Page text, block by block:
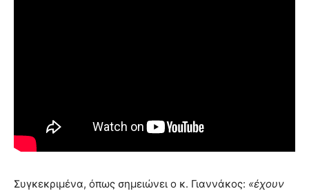
Συγκεκριμένα, όπως σημειώνει ο κ. Γιαννάκος: «έχουν